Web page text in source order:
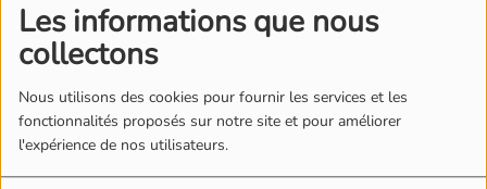
Les informations que nous
collectons
Nous utilisons des cookies pour fournir les services et les
fonctionnalités proposés sur notre site et pour améliorer
l'expérience de nos utilisateurs.
Vandaag - Original Mix
10